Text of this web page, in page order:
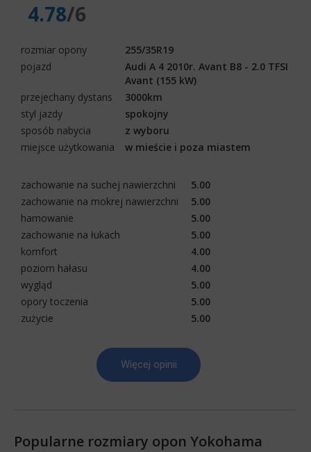
4.78/6
rozmiar opony
255/35R19
pojazd
Audi A 4 2010r. Avant B8 - 2.0 TFSI
Avant (155 kW)
przejechany dystans
3000km
styl jazdy
spokojny
sposób nabycia
z wyboru
miejsce użytkowania
w mieście i poza miastem
zachowanie na suchej nawierzchni
5.00
zachowanie na mokrej nawierzchni
5.00
hamowanie
5.00
zachowanie na łukach
5.00
komfort
4.00
poziom hałasu
4.00
wygląd
5.00
opory toczenia
5.00
zużycie
5.00
Więcej opinii
Popularne rozmiary opon Yokohama